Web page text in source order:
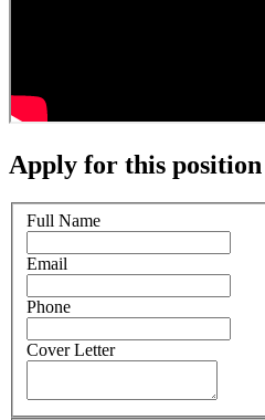
Apply for this position
Full Name
Email
Phone
Cover Letter